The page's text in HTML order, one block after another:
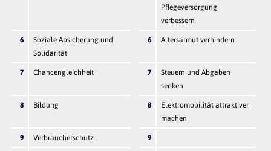
Pflegeversorgung
verbessern
6
Soziale Absicherung und
Solidarität
6 Altersarmut verhindern
7 Chancengleichheit 7
Steuern und Abgaben
senken
8 Bildung 8
Elektromobilität attraktiver
machen
9 Verbraucherschutz 9